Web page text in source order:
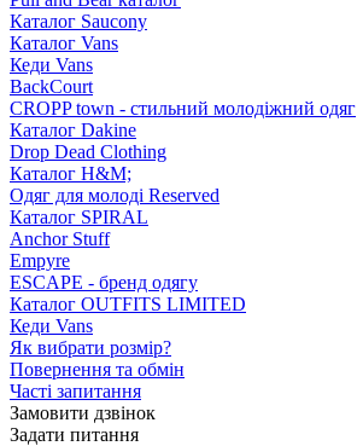
Каталог Saucony
Каталог Vans
Кеди Vans
BackCourt
CROPP town - стильний молодіжний одяг
Каталог Dakine
Drop Dead Clothing
Каталог H&M;
Одяг для молоді Reserved
Каталог SPIRAL
Anchor Stuff
Empyre
ESCAPE - бренд одягу
Каталог OUTFITS LIMITED
Кеди Vans
Як вибрати розмір?
Повернення та обмін
Часті запитання
Замовити дзвінок
Задати питання